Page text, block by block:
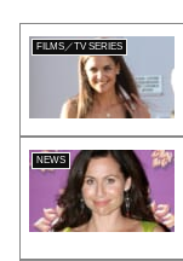
FILMS／TV SERIES
NEWS